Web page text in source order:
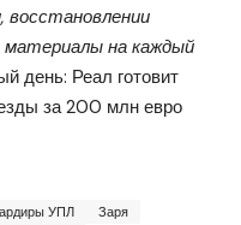
материалы на каждый
день: Реал готовит
за 200 млн евро
УПЛ
Заря